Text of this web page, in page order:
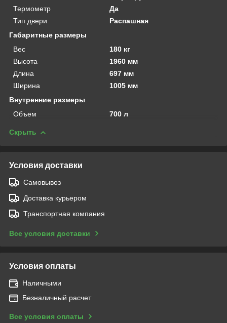
Термометр
Да
Тип двери
Распашная
Габаритные размеры
Вес
180 кг
Высота
1960 мм
Длина
697 мм
Ширина
1005 мм
Внутренние размеры
Объем
700 л
Скрыть
Условия доставки
Самовывоз
Доставка курьером
Транспортная компания
Все условия доставки
Условия оплаты
Наличными
Безналичный расчет
Все условия оплаты